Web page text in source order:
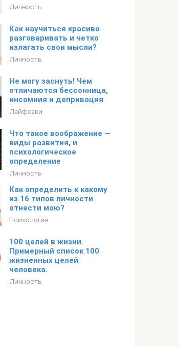
Личность
Как научиться красиво
разговаривать и четко
излагать свои мысли?
Личность
Не могу заснуть! Чем
отличаются бессонница,
инсомния и депривация
Лайфхаки
Что такое воображение —
виды развития, и
психологическое
определение
Личность
Как определить к какому
из 16 типов личности
отнести мою?
Психология
100 целей в жизни.
Примерный список 100
жизненных целей
человека.
Личность